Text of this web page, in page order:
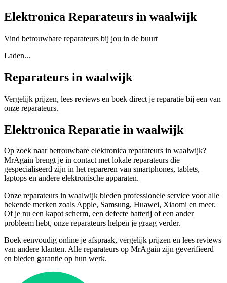
Elektronica Reparateurs in waalwijk
Vind betrouwbare reparateurs bij jou in de buurt
Laden...
Reparateurs in waalwijk
Vergelijk prijzen, lees reviews en boek direct je reparatie bij een van
onze reparateurs.
Elektronica Reparatie in waalwijk
Op zoek naar betrouwbare elektronica reparateurs in waalwijk?
MrAgain brengt je in contact met lokale reparateurs die
gespecialiseerd zijn in het repareren van smartphones, tablets,
laptops en andere elektronische apparaten.
Onze reparateurs in waalwijk bieden professionele service voor alle
bekende merken zoals Apple, Samsung, Huawei, Xiaomi en meer.
Of je nu een kapot scherm, een defecte batterij of een ander
probleem hebt, onze reparateurs helpen je graag verder.
Boek eenvoudig online je afspraak, vergelijk prijzen en lees reviews
van andere klanten. Alle reparateurs op MrAgain zijn geverifieerd
en bieden garantie op hun werk.